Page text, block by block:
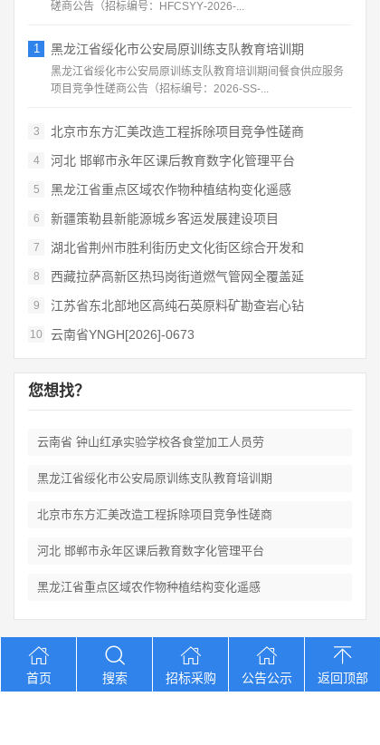
磋商公告（招标编号：HFCSYY‑2026‑...
1 黑龙江省绥化市公安局原训练支队教育培训期
黑龙江省绥化市公安局原训练支队教育培训期间餐食供应服务
项目竞争性磋商公告（招标编号：2026‑SS‑...
3 北京市东方汇美改造工程拆除项目竞争性磋商
4 河北 邯郸市永年区课后教育数字化管理平台
5 黑龙江省重点区域农作物种植结构变化遥感
6 新疆策勒县新能源城乡客运发展建设项目
7 湖北省荆州市胜利街历史文化街区综合开发和
8 西藏拉萨高新区热玛岗街道燃气管网全覆盖延
9 江苏省东北部地区高纯石英原料矿勘查岩心钻
10 云南省YNGH[2026]-0673
您想找？
云南省 钟山红承实验学校各食堂加工人员劳
黑龙江省绥化市公安局原训练支队教育培训期
北京市东方汇美改造工程拆除项目竞争性磋商
河北 邯郸市永年区课后教育数字化管理平台
黑龙江省重点区域农作物种植结构变化遥感
Copyright © 2012-2026 中招招标网 版权所有 网站备案号：京
ICP备2023026371号-2
首页 搜索 招标采购 公告公示 返回顶部